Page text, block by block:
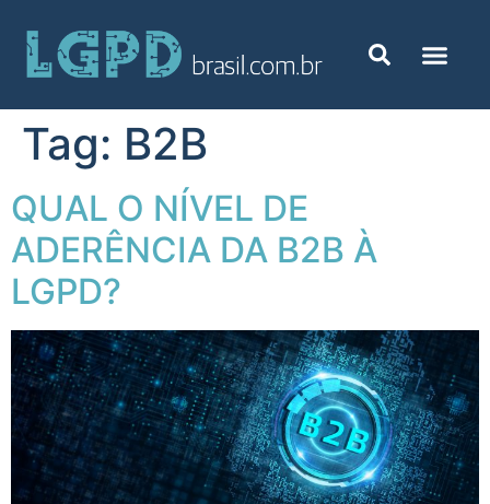
Tag: B2B
QUAL O NÍVEL DE
ADERÊNCIA DA B2B À
LGPD?